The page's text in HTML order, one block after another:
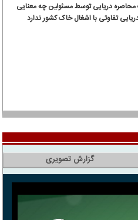
محاصره دریایی توسط مسئولین چه معنایی
تفاوتی با اشغال خاک کشور ندارد
گزارش تصویری